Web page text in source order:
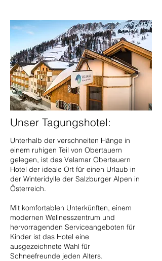
Unser Tagungshotel:
Unterhalb der verschneiten Hänge in
einem ruhigen Teil von Obertauern
gelegen, ist das Valamar Obertauern
Hotel der ideale Ort für einen Urlaub in
der Winteridylle der Salzburger Alpen in
Österreich.
Mit komfortablen Unterkünften, einem
modernen Wellnesszentrum und
hervorragenden Serviceangeboten für
Kinder ist das Hotel eine
ausgezeichnete Wahl für
Schneefreunde jeden Alters.